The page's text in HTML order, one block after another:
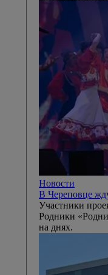
Новости
В Череповце
Участники
Родники
на днях.